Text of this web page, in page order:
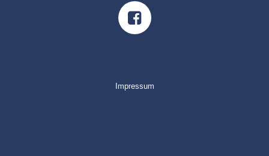
Impressum